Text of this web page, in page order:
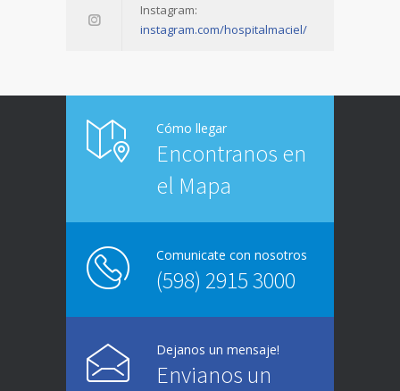
Instagram:
instagram.com/hospitalmaciel/
Cómo llegar
Encontranos en
el Mapa
Comunicate con nosotros
(598) 2915 3000
Dejanos un mensaje!
Envianos un